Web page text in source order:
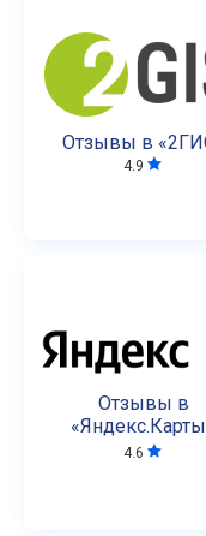
Отзывы в
4.9
Отзывы в
4.6